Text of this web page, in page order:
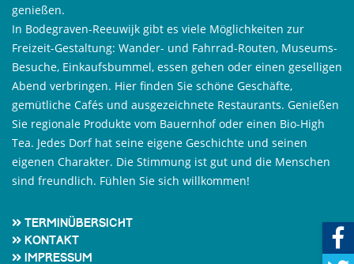
genießen.
In Bodegraven-Reeuwijk gibt es viele Möglichkeiten zur
Freizeit-Gestaltung: Wander- und Fahrrad-Routen, Museums-
Besuche, Einkaufsbummel, essen gehen oder einen geselligen
Abend verbringen. Hier finden Sie schöne Geschäfte,
gemütliche Cafés und ausgezeichnete Restaurants. Genießen
Sie regionale Produkte vom Bauernhof oder einen Bio-High
Tea. Jedes Dorf hat seine eigene Geschichte und seinen
eigenen Charakter. Die Stimmung ist gut und die Menschen
sind freundlich. Fühlen Sie sich willkommen!
Terminübersicht
Kontakt
Impressum